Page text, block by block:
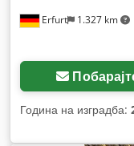
Erfurt 1.327 km
Година на изградба: